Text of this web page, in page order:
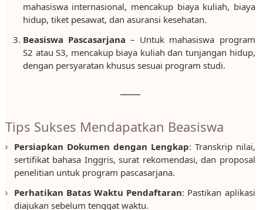
mahasiswa internasional, mencakup biaya kuliah, biaya
hidup, tiket pesawat, dan asuransi kesehatan.
Beasiswa Pascasarjana – Untuk mahasiswa program
S2 atau S3, mencakup biaya kuliah dan tunjangan hidup,
dengan persyaratan khusus sesuai program studi.
Tips Sukses Mendapatkan Beasiswa
Persiapkan Dokumen dengan Lengkap: Transkrip nilai,
sertifikat bahasa Inggris, surat rekomendasi, dan proposal
penelitian untuk program pascasarjana.
Perhatikan Batas Waktu Pendaftaran: Pastikan aplikasi
diajukan sebelum tenggat waktu.